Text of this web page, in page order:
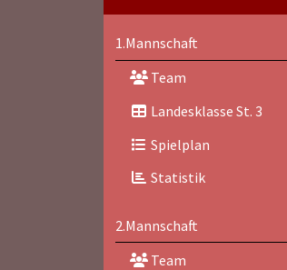
1.Mannschaft
Team
Landesklasse St. 3
Spielplan
Statistik
2.Mannschaft
Team